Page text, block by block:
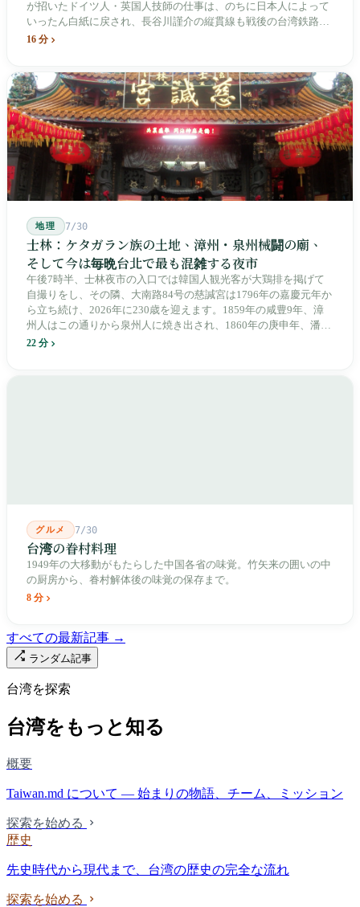
が招いたドイツ人・英国人技師の仕事は、のちに日本人によって
いったん白紙に戻され、長谷川謹介の縦貫線も戦後の台湾鉄路に
よって改名・改番されました。どの世代も前の世代の記録を脚注
治スローガン、そしてようやくプユマ・タロコの世代になって、
先住民族の地名が再びレールの上に敷き戻されたのです。
16 分
地理 7/30
士林：ケタガラン族の土地、漳州・泉州械闘の廟、
そして今は毎晩台北で最も混雑する夜市
午後7時半、士林夜市の入口では韓国人観光客が大鶏排を掲げて
自撮りをし、その隣、大南路84号の慈諴宮は1796年の嘉慶元年か
ら立ち続け、2026年に230歳を迎えます。1859年の咸豊9年、漳
州人はこの通りから泉州人に焼き出され、1860年の庚申年、潘永
清は下樹林に大東路・大南路・大西路・大北路という四本の整然
22 分
グルメ 7/30
台湾の眷村料理
1949年の大移動がもたらした中国各省の味覚。竹矢来の囲いの中
の厨房から、眷村解体後の味覚の保存まで。
8 分
すべての最新記事 →
ランダム記事
台湾を探索
台湾をもっと知る
概要
Taiwan.md について — 始まりの物語、チーム、ミッション
探索を始める
歴史
先史時代から現代まで、台湾の歴史の完全な流れ
探索を始める